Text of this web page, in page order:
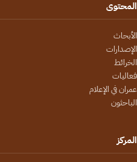
المحتوى
الأبحاث
الإصدارات
الخرائط
فعاليات
عمران في الإعلام
الباحثون
المركز